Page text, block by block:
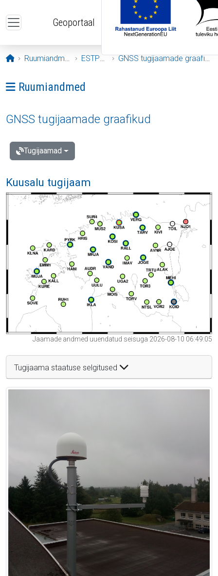
Geoportaal
Avaleht
Ruumiandmed ESTPOS GNSS tugijaamade graafikud
Ava menüü: Ruumiandmed
Ruumiandmed
GNSS tugijaamade graafikud
Tugijaamad
Kuusalu tugijaam
Jaamade andmed uuendatud seisuga 2026-08-10 06:49:05
Tugijaama staatuse selgitused